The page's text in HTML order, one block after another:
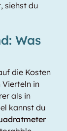
siehst du
Was
die Kosten
in
als in
kannst du